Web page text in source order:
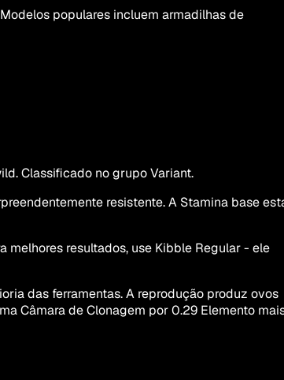
populares incluem armadilhas de
Classificado no grupo Variant.
resistente. A Stamina base
resultados, use Kibble Regular - ele
das ferramentas. A reprodução produz ovos
Câmara de Clonagem por 0.29 Elemento